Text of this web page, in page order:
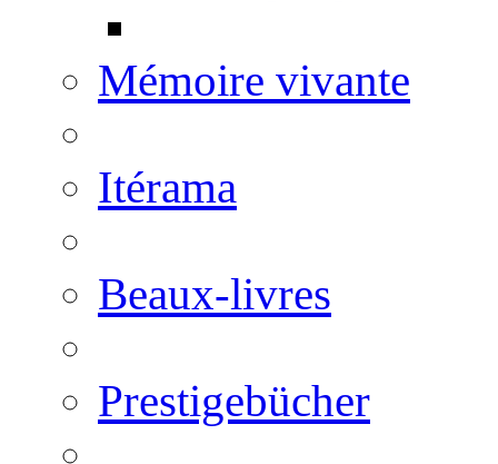
Mémoire vivante
Itérama
Beaux-livres
Prestigebücher